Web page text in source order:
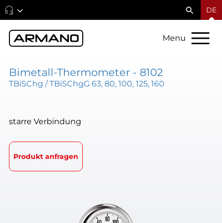
DE
Menu
Bimetall-Thermometer - 8102
TBiSChg / TBiSChgG 63, 80, 100, 125, 160
starre Verbindung
Produkt anfragen